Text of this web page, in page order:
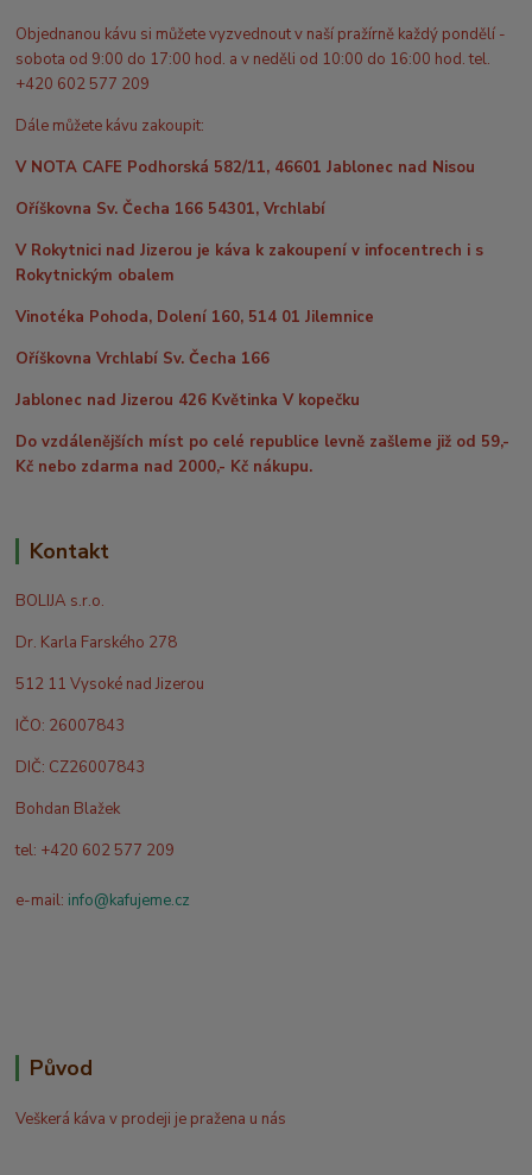
Objednanou kávu si můžete vyzvednout v naší pražírně každý pondělí -
sobota od 9:00 do 17:00 hod. a v neděli od 10:00 do 16:00 hod. tel.
+420 602 577 209
Dále můžete kávu zakoupit:
V NOTA CAFE Podhorská 582/11, 46601 Jablonec nad Nisou
Oříškovna Sv. Čecha 166 54301, Vrchlabí
V Rokytnici nad Jizerou je káva k zakoupení v infocentrech i s
Rokytnickým obalem
Vinotéka Pohoda, Dolení 160, 514 01 Jilemnice
Oříškovna Vrchlabí Sv. Čecha 166
Jablonec nad Jizerou 426 Květinka V kopečku
Do vzdálenějších míst po celé republice levně zašleme již od 59,-
Kč nebo zdarma nad 2000,- Kč nákupu.
Kontakt
BOLIJA s.r.o.
Dr. Karla Farského 278
512 11 Vysoké nad Jizerou
IČO: 26007843
DIČ: CZ26007843
Bohdan Blažek
tel: +420 602 577 209
e-mail: info@kafujeme.cz
Původ
Veškerá káva v prodeji je pražena u nás